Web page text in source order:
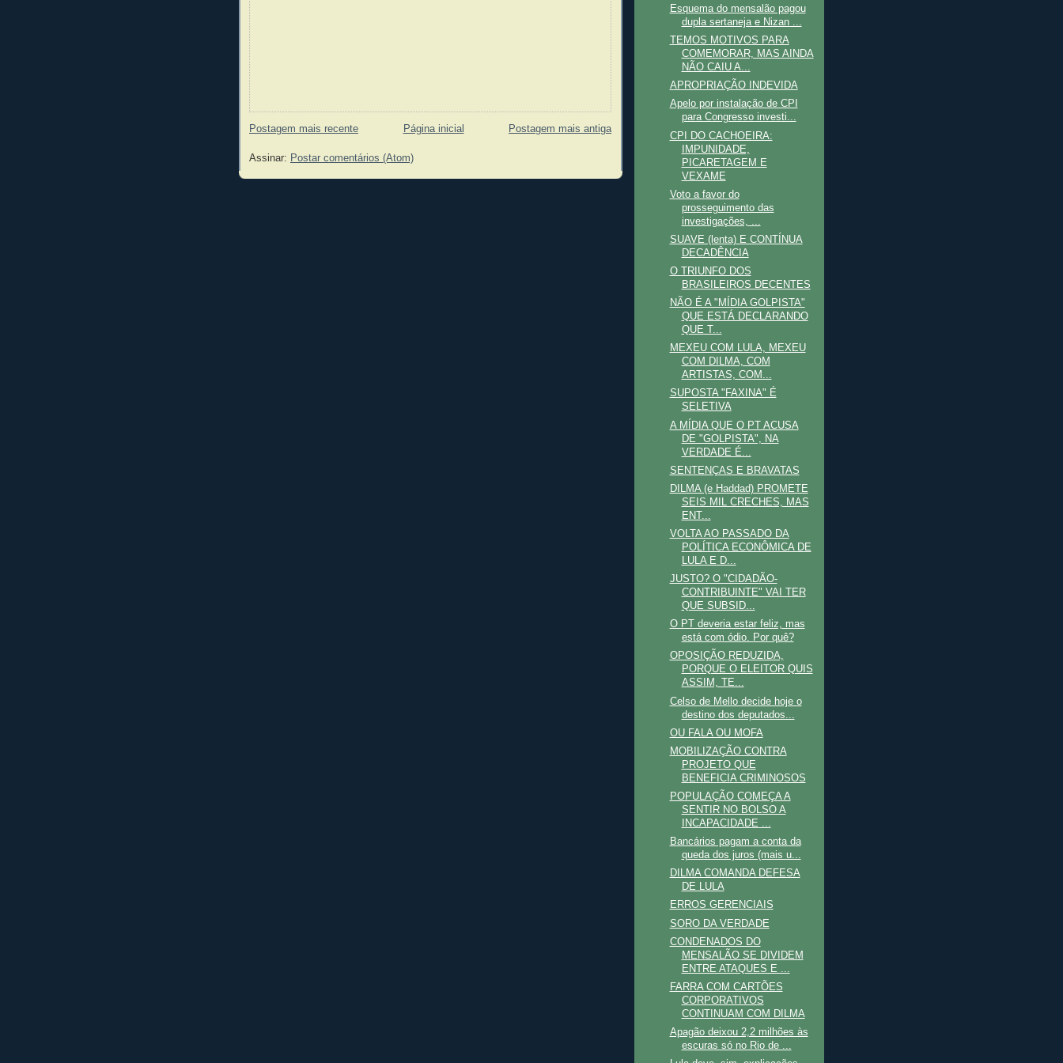
Postagem mais recente Postagem mais antiga
Página inicial
Assinar: Postar comentários (Atom)
Esquema do mensalão pagou
dupla sertaneja e Nizan ...
TEMOS MOTIVOS PARA
COMEMORAR, MAS AINDA
NÃO CAIU A...
APROPRIAÇÃO INDEVIDA
Apelo por instalação de CPI
para Congresso investi...
CPI DO CACHOEIRA:
IMPUNIDADE,
PICARETAGEM E
VEXAME
Voto a favor do
prosseguimento das
investigações, ...
SUAVE (lenta) E CONTÍNUA
DECADÊNCIA
O TRIUNFO DOS
BRASILEIROS DECENTES
NÃO É A "MÍDIA GOLPISTA"
QUE ESTÁ DECLARANDO
QUE T...
MEXEU COM LULA, MEXEU
COM DILMA, COM
ARTISTAS, COM...
SUPOSTA "FAXINA" É
SELETIVA
A MÍDIA QUE O PT ACUSA
DE "GOLPISTA", NA
VERDADE É...
SENTENÇAS E BRAVATAS
DILMA (e Haddad) PROMETE
SEIS MIL CRECHES, MAS
ENT...
VOLTA AO PASSADO DA
POLÍTICA ECONÔMICA DE
LULA E D...
JUSTO? O "CIDADÃO-
CONTRIBUINTE" VAI TER
QUE SUBSID...
O PT deveria estar feliz, mas
está com ódio. Por quê?
OPOSIÇÃO REDUZIDA,
PORQUE O ELEITOR QUIS
ASSIM, TE...
Celso de Mello decide hoje o
destino dos deputados...
OU FALA OU MOFA
MOBILIZAÇÃO CONTRA
PROJETO QUE
BENEFICIA CRIMINOSOS
POPULAÇÃO COMEÇA A
SENTIR NO BOLSO A
INCAPACIDADE ...
Bancários pagam a conta da
queda dos juros (mais u...
DILMA COMANDA DEFESA
DE LULA
ERROS GERENCIAIS
SORO DA VERDADE
CONDENADOS DO
MENSALÃO SE DIVIDEM
ENTRE ATAQUES E ...
FARRA COM CARTÕES
CORPORATIVOS
CONTINUAM COM DILMA
Apagão deixou 2,2 milhões às
escuras só no Rio de ...